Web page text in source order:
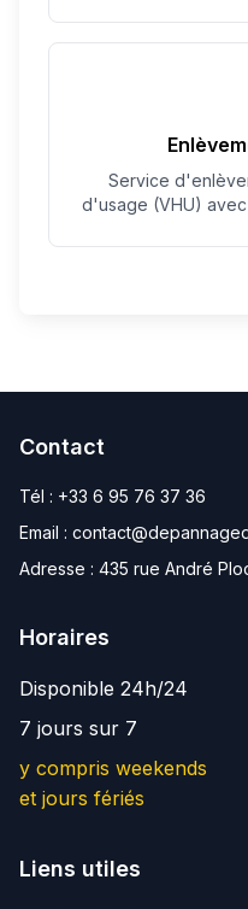
Service
d'usage (VHU)
Contact
Tél : +33 6 95 76 37 36
Email :
Adresse : 435 rue André
Horaires
Disponible 24h/24
7 jours sur 7
y compris weekends
et jours fériés
Liens utiles